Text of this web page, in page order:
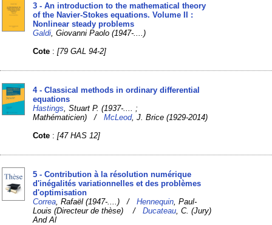
3 - An introduction to the mathematical theory
of the Navier-Stokes equations. Volume II :
Nonlinear steady problems
Galdi , Giovanni Paolo (1947-....)
Cote :[79 GAL 94-2]
4 - Classical methods in ordinary differential
equations
Hastings , Stuart P. (1937-.... ;
Mathématicien) /McLeod, J. Brice (1929-2014)
Cote :[47 HAS 12]
5 - Contribution à la résolution numérique
d'inégalités variationnelles et des problèmes
d'optimisation
Correa , Rafaël (1947-....) /Hennequin , Paul-
Louis (Directeur de thèse) /Ducateau , C. (Jury)
And Al